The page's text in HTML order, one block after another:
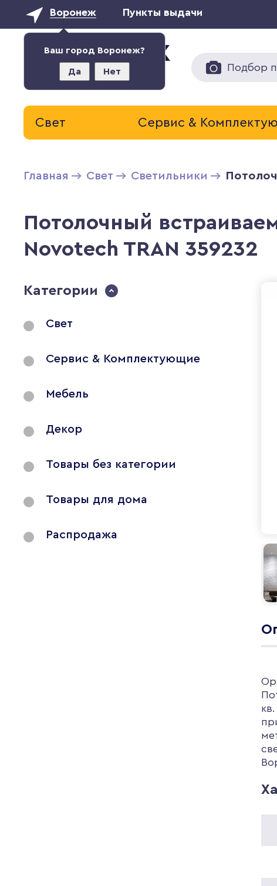
Воронеж
Ваш город Воронеж?
Да Нет
Пункты выдачи
Подбор
Свет Сервис &
Главная Свет Светильники
Потолочный
Novotech TRAN 359232
Категории
Свет
Сервис & Комплектующие
Мебель
Декор
Товары без категории
Товары для дома
Распродажа